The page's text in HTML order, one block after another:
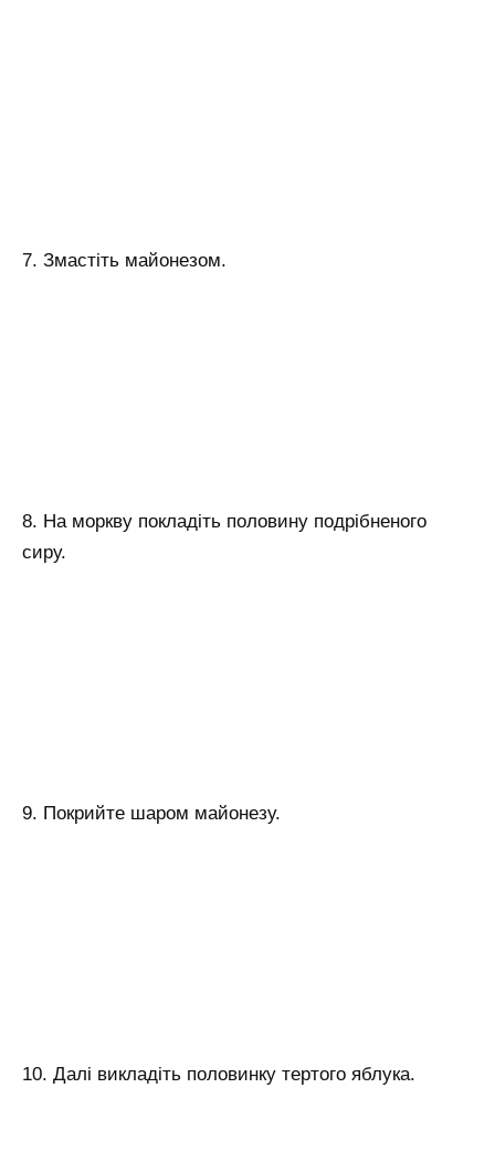
7. Змастіть майонезом.
8. На моркву покладіть половину подрібненого
сиру.
9. Покрийте шаром майонезу.
10. Далі викладіть половинку тертого яблука.